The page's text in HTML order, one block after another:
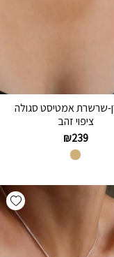
שרשרת אמטיסט סגולה
ציפוי זהב
₪239